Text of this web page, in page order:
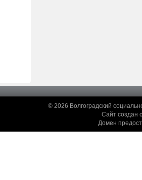
© 2026 Волгоградский
Сайт создан
Домен